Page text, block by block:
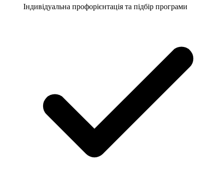
Індивідуальна профорієнтація та підбір програми